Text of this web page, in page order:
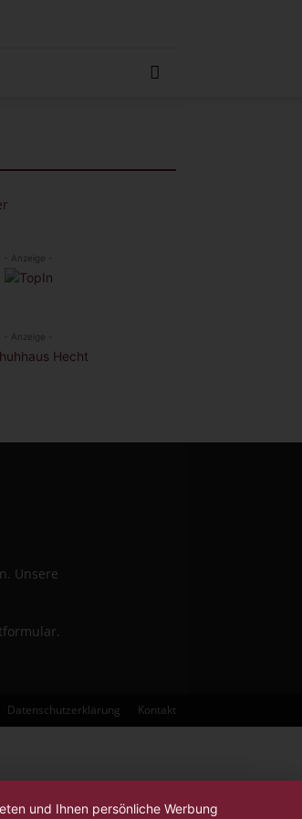
- Anzeige -
- Anzeige -
Unsere
Datenschutzerklärung Kontakt
und Ihnen persönliche Werbung